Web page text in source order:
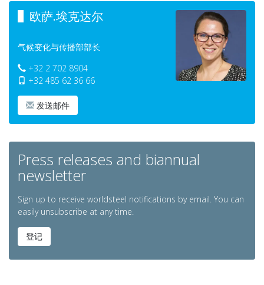
欧萨.埃克达尔
气候变化与传播部部长
+32 2 702 8904
+32 485 62 36 66
发送邮件
Press releases and biannual
newsletter
Sign up to receive worldsteel notifications by email. You can
easily unsubscribe at any time.
登记